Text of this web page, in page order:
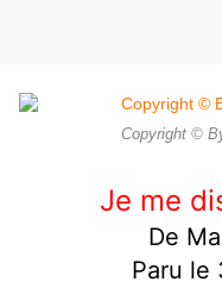
Copyright ©
Je me
De
Paru le